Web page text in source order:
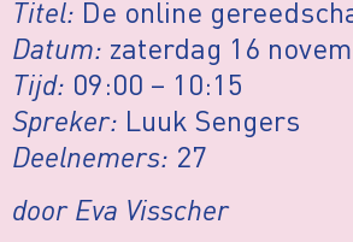
Titel: De online
Datum: zaterdag 16
Tijd: 09:00 – 10:15
Spreker: Luuk Sengers
Deelnemers: 27
door Eva Visscher